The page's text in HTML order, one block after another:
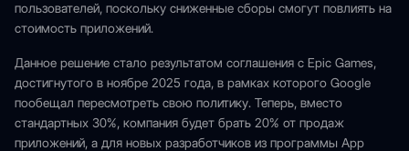
пользователей, поскольку сниженные сборы смогут повлиять на
стоимость приложений.
Данное решение стало результатом соглашения с Epic Games,
достигнутого в ноябре 2025 года, в рамках которого Google
пообещал пересмотреть свою политику. Теперь, вместо
стандартных 30%, компания будет брать 20% от продаж
приложений, а для новых разработчиков из программы App